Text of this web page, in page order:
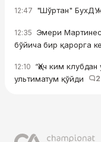
12:47 "Шўртан"
12:35 Эмери
бўйича бир қарорга
12:10 “Ҳеч ким
ультиматум қўйди
2